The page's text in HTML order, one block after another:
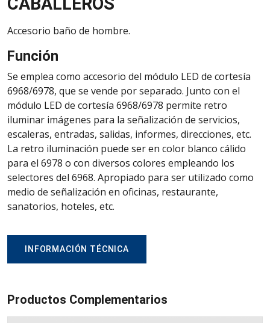
Accesorio baño de hombre.
Función
Se emplea como accesorio del módulo LED de cortesía
6968/6978, que se vende por separado. Junto con el
módulo LED de cortesía 6968/6978 permite retro
iluminar imágenes para la señalización de servicios,
escaleras, entradas, salidas, informes, direcciones, etc.
La retro iluminación puede ser en color blanco cálido
para el 6978 o con diversos colores empleando los
selectores del 6968. Apropiado para ser utilizado como
medio de señalización en oficinas, restaurante,
sanatorios, hoteles, etc.
INFORMACIÓN TÉCNICA
Productos Complementarios